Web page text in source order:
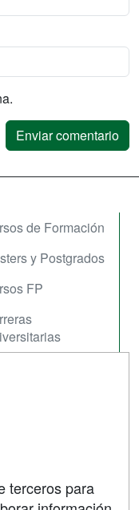
de Formación
y Postgrados
FP
terceros para